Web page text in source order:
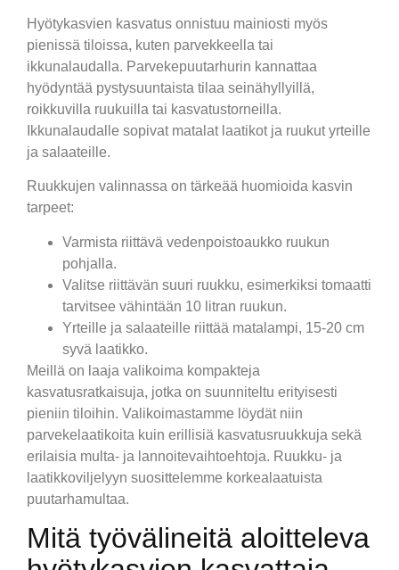
Hyötykasvien kasvatus onnistuu mainiosti myös
pienissä tiloissa, kuten parvekkeella tai
ikkunalaudalla. Parvekepuutarhurin kannattaa
hyödyntää pystysuuntaista tilaa seinähyllyillä,
roikkuvilla ruukuilla tai kasvatustorneilla.
Ikkunalaudalle sopivat matalat laatikot ja ruukut yrteille
ja salaateille.
Ruukkujen valinnassa on tärkeää huomioida kasvin
tarpeet:
Varmista riittävä vedenpoistoaukko ruukun
pohjalla.
Valitse riittävän suuri ruukku, esimerkiksi tomaatti
tarvitsee vähintään 10 litran ruukun.
Yrteille ja salaateille riittää matalampi, 15-20 cm
syvä laatikko.
Meillä on laaja valikoima kompakteja
kasvatusratkaisuja, jotka on suunniteltu erityisesti
pieniin tiloihin. Valikoimastamme löydät niin
parvekelaatikoita kuin erillisiä kasvatusruukkuja sekä
erilaisia multa- ja lannoitevaihtoehtoja. Ruukku- ja
laatikkoviljelyyn suosittelemme korkealaatuista
puutarhamultaa.
Mitä työvälineitä aloitteleva